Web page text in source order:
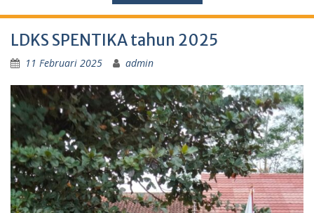
LDKS SPENTIKA tahun 2025
11 Februari 2025 admin